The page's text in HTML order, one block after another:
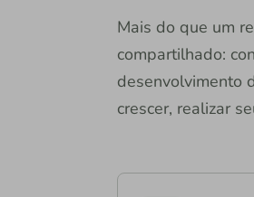
Mais do que um
compartilhado:
desenvolvimento
crescer, realizar